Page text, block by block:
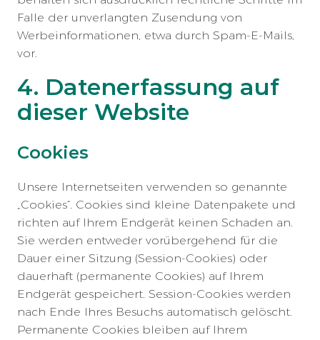
Falle der unverlangten Zusendung von
Werbeinformationen, etwa durch Spam-E-Mails,
vor.
4. Datenerfassung auf
dieser Website
Cookies
Unsere Internetseiten verwenden so genannte
„Cookies“. Cookies sind kleine Datenpakete und
richten auf Ihrem Endgerät keinen Schaden an.
Sie werden entweder vorübergehend für die
Dauer einer Sitzung (Session-Cookies) oder
dauerhaft (permanente Cookies) auf Ihrem
Endgerät gespeichert. Session-Cookies werden
nach Ende Ihres Besuchs automatisch gelöscht.
Permanente Cookies bleiben auf Ihrem